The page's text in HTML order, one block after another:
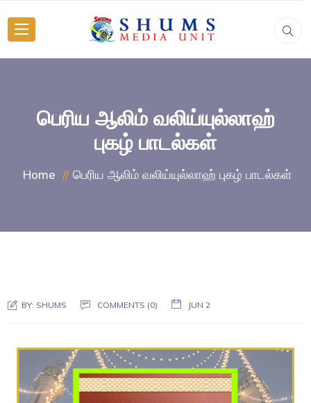
பெரிய ஆலிம் வலிய்யுல்லாஹ்
புகழ் பாடல்கள்
Home பெரிய ஆலிம் வலிய்யுல்லாஹ் புகழ் பாடல்கள்
BY: SHUMS COMMENTS (0) JUN 2